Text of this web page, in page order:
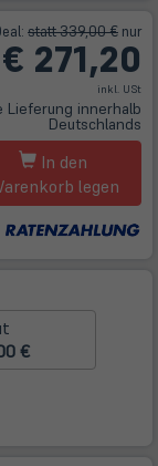
: statt 339,00 € nur
€ 271,20
inkl. USt
Lieferung innerhalb
Deutschlands
In den
legen
€